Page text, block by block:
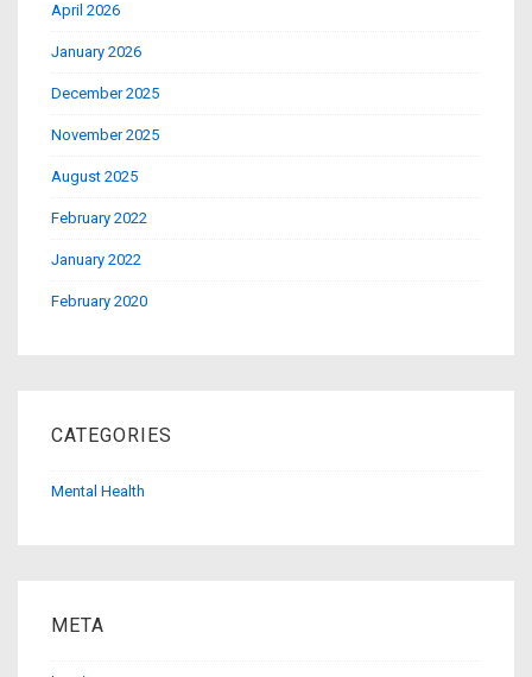
April 2026
January 2026
December 2025
November 2025
August 2025
February 2022
January 2022
February 2020
CATEGORIES
Mental Health
META